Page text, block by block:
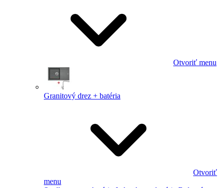
Otvoriť menu
Granitový drez + batéria
Otvoriť
menu